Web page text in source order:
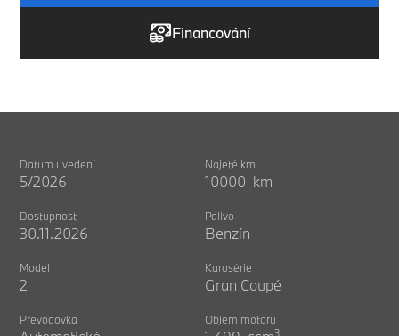
Financování
Datum uvedení
5/2026
Najeté km
10000 km
Dostupnost
30.11.2026
Palivo
Benzín
Model
2
Karosérie
Gran Coupé
Převodovka Objem motoru
3